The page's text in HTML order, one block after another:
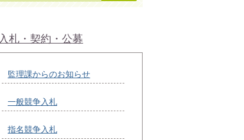
入札・契約・公募
監理課からのお知らせ
一般競争入札
指名競争入札